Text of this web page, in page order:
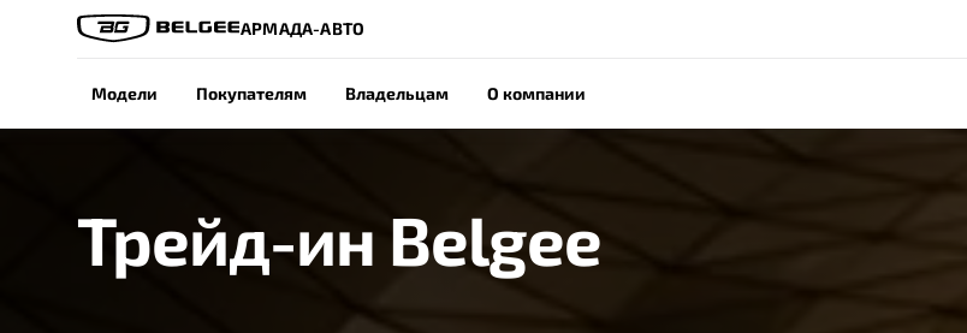
АРМАДА-АВТО
Модели Покупателям Владельцам О компании
Трейд-ин Belgee